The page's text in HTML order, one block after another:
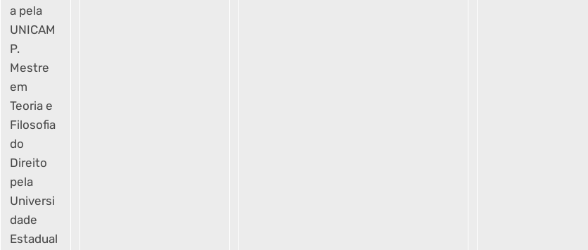
a pela
UNICAM
P.
Mestre
em
Teoria e
Filosofia
do
Direito
pela
Universi
dade
Estadual